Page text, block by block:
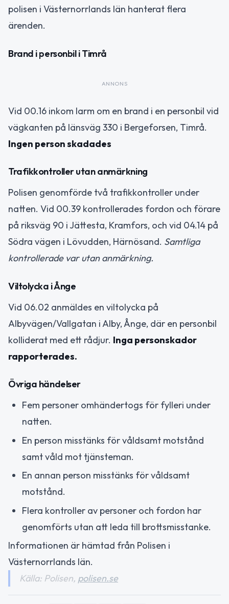
polisen i Västernorrlands län hanterat flera
ärenden.
Brand i personbil i Timrå
ANNONS
Vid 00.16 inkom larm om en brand i en personbil vid
vägkanten på länsväg 330 i Bergeforsen, Timrå.
Ingen person skadades
Trafikkontroller utan anmärkning
Polisen genomförde två trafikkontroller under
natten. Vid 00.39 kontrollerades fordon och förare
på riksväg 90 i Jättesta, Kramfors, och vid 04.14 på
Södra vägen i Lövudden, Härnösand. Samtliga
kontrollerade var utan anmärkning.
Viltolycka i Ånge
Vid 06.02 anmäldes en viltolycka på
Albyvägen/Vallgatan i Alby, Ånge, där en personbil
kolliderat med ett rådjur. Inga personskador
rapporterades.
Övriga händelser
Fem personer omhändertogs för fylleri under
natten.
En person misstänks för våldsamt motstånd
samt våld mot tjänsteman.
En annan person misstänks för våldsamt
motstånd.
Flera kontroller av personer och fordon har
genomförts utan att leda till brottsmisstanke.
Informationen är hämtad från Polisen i
Västernorrlands län.
Källa: Polisen, polisen.se